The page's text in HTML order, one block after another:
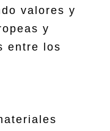
valores y
y
entre los